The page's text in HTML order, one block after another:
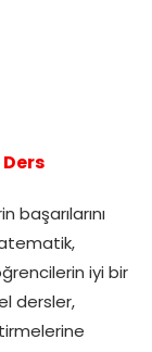
iyi bir
dersler,